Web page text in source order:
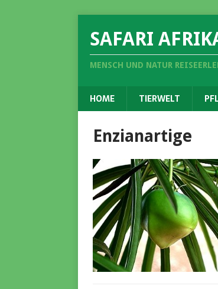
SAFARI
MENSCH UND NATUR
HOME TIERWELT
Enzianartige